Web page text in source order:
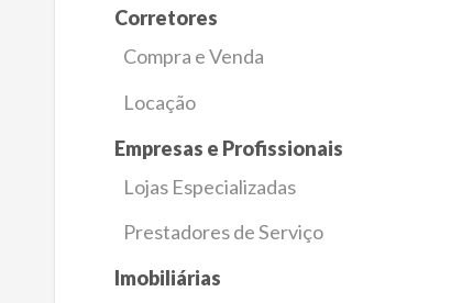
Corretores
Compra e Venda
Locação
Empresas e Profissionais
Lojas Especializadas
Prestadores de Serviço
Imobiliárias